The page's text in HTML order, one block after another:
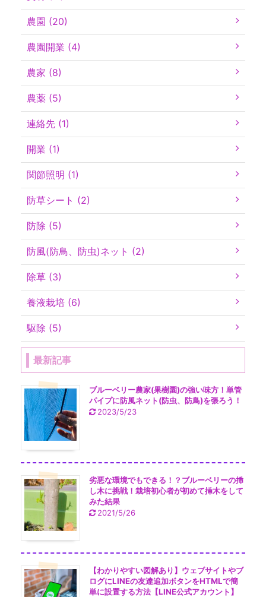
農園 (20)
農園開業 (4)
農家 (8)
農薬 (5)
連絡先 (1)
開業 (1)
関節照明 (1)
防草シート (2)
防除 (5)
防風(防鳥、防虫)ネット (2)
除草 (3)
養液栽培 (6)
駆除 (5)
最新記事
ブルーベリー農家(果樹園)の強い味方！単管
パイプに防風ネット(防虫、防鳥)を張ろう！
2023/5/23
劣悪な環境でもできる！？ブルーベリーの挿
し木に挑戦！栽培初心者が初めて挿木をして
みた結果
2021/5/26
【わかりやすい図解あり】ウェブサイトやブ
ログにLINEの友達追加ボタンをHTMLで簡
単に設置する方法【LINE公式アカウント】